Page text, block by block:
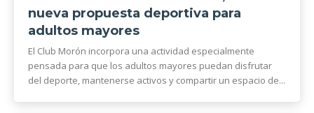
nueva propuesta deportiva para
adultos mayores
El Club Morón incorpora una actividad especialmente
pensada para que los adultos mayores puedan disfrutar
del deporte, mantenerse activos y compartir un espacio de...